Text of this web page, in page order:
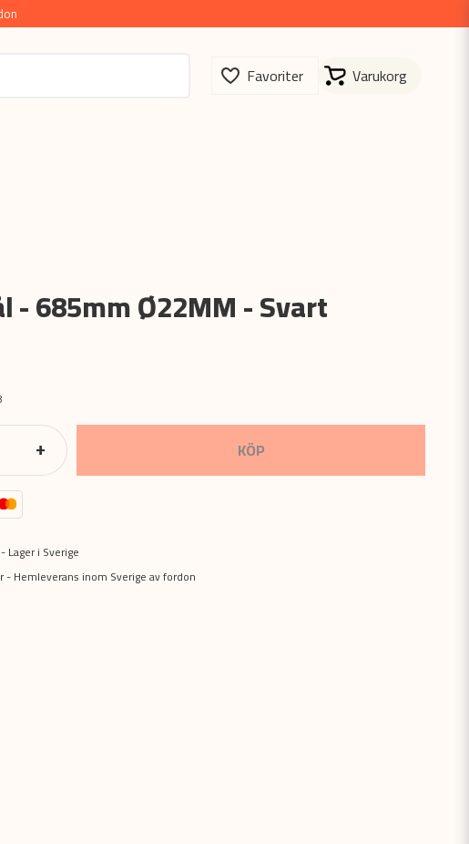
- 685mm Ø22MM - Svart
+ KÖP
Lager i Sverige
- Hemleverans inom Sverige av fordon